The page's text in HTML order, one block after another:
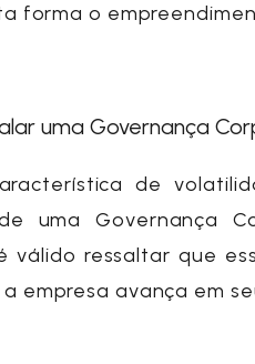
forma o
uma Governança
de
de umaGovernança
válido ressaltar que
empresa avança em